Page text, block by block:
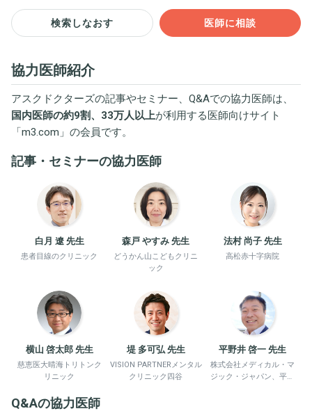
検索しなおす 医師に相談
協力医師紹介
アスクドクターズの記事やセミナー、Q&Aでの協力医師は、
国内医師の約9割、33万人以上が利用する医師向けサイト
「m3.com 」の会員です。
記事・セミナーの協力医師
白月 遼 先生
患者目線のクリニック
森戸 やすみ 先生
どうかん山こどもクリニ
ック
法村 尚子 先生
高松赤十字病院
横山 啓太郎 先生
慈恵医大晴海トリトンク
リニック
堤 多可弘 先生
VISION PARTNERメンタル
クリニック四谷
平野井 啓一 先生
株式会社メディカル・マ
ジック・ジャパン、平野
Q&Aの協力医師